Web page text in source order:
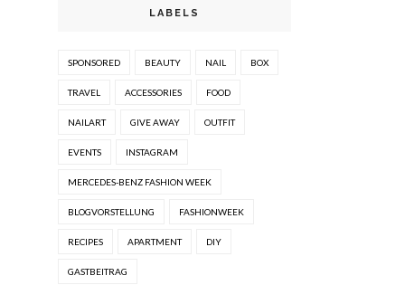
LABELS
SPONSORED BEAUTY NAIL BOX
TRAVEL ACCESSORIES FOOD
NAILART GIVE AWAY OUTFIT
EVENTS INSTAGRAM
MERCEDES-BENZ FASHION WEEK
BLOGVORSTELLUNG FASHIONWEEK
RECIPES APARTMENT DIY
GASTBEITRAG